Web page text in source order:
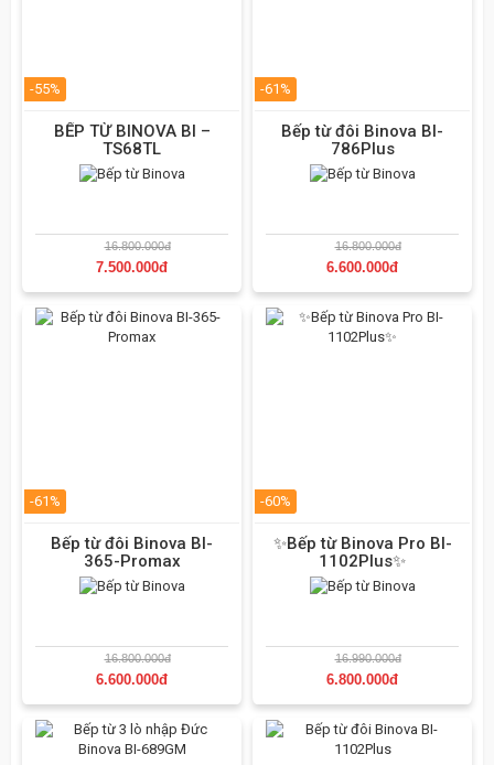
-55%
BẾP TỪ BINOVA BI –
TS68TL
16.800.000đ
7.500.000đ
-61%
Bếp từ đôi Binova BI-
786Plus
16.800.000đ
6.600.000đ
-61%
Bếp từ đôi Binova BI-
365-Promax
16.800.000đ
6.600.000đ
-60%
✨Bếp từ Binova Pro BI-
1102Plus✨
16.990.000đ
6.800.000đ